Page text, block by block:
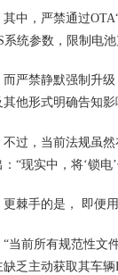
其中，严禁通过
系统参数，限制电
而严禁静默强制升
其他形式明确告知影
不过，当前法规虽
：“现实中，将‘锁
更棘手的是， 即便
“当前所有规范性文
缺乏主动获取其车